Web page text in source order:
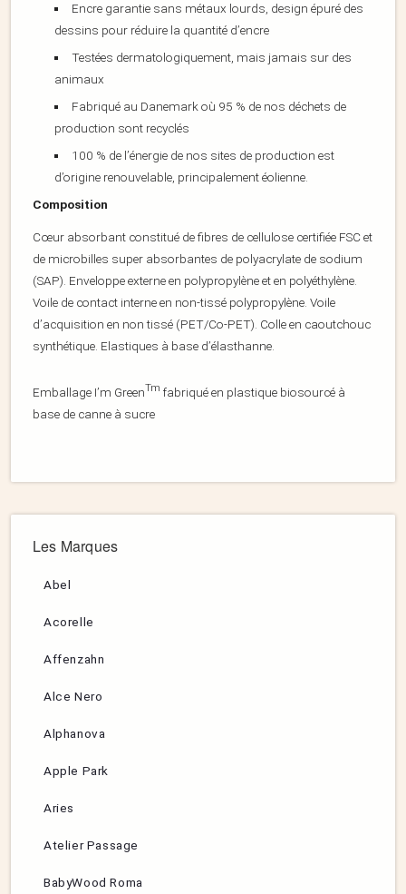
Encre garantie sans métaux lourds, design épuré des
dessins pour réduire la quantité d’encre
Testées dermatologiquement, mais jamais sur des
animaux
Fabriqué au Danemark où 95 % de nos déchets de
production sont recyclés
100 % de l’énergie de nos sites de production est
d’origine renouvelable, principalement éolienne.
Composition
Cœur absorbant constitué de fibres de cellulose certifiée FSC et
de microbilles super absorbantes de polyacrylate de sodium
(SAP). Enveloppe externe en polypropylène et en polyéthylène.
Voile de contact interne en non-tissé polypropylène. Voile
d’acquisition en non tissé (PET/Co-PET). Colle en caoutchouc
synthétique. Elastiques à base d’élasthanne.
Emballage I’m GreenTm fabriqué en plastique biosourcé à
base de canne à sucre
Les Marques
Abel
Acorelle
Affenzahn
Alce Nero
Alphanova
Apple Park
Aries
Atelier Passage
BabyWood Roma